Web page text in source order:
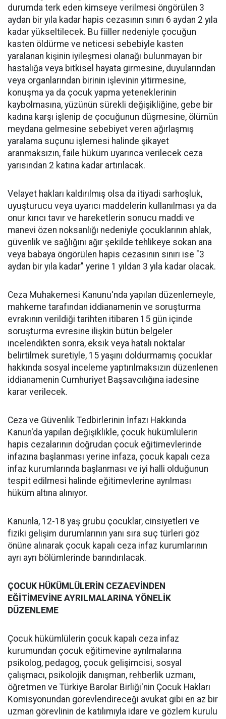
durumda terk eden kimseye verilmesi öngörülen 3
aydan bir yıla kadar hapis cezasının sınırı 6 aydan 2 yıla
kadar yükseltilecek. Bu fiiller nedeniyle çocuğun
kasten öldürme ve neticesi sebebiyle kasten
yaralanan kişinin iyileşmesi olanağı bulunmayan bir
hastalığa veya bitkisel hayata girmesine, duyularından
veya organlarından birinin işlevinin yitirmesine,
konuşma ya da çocuk yapma yeteneklerinin
kaybolmasına, yüzünün sürekli değişikliğine, gebe bir
kadına karşı işlenip de çocuğunun düşmesine, ölümün
meydana gelmesine sebebiyet veren ağırlaşmış
yaralama suçunu işlemesi halinde şikayet
aranmaksızın, faile hüküm uyarınca verilecek ceza
yarısından 2 katına kadar artırılacak.
Velayet hakları kaldırılmış olsa da itiyadi sarhoşluk,
uyuşturucu veya uyarıcı maddelerin kullanılması ya da
onur kırıcı tavır ve hareketlerin sonucu maddi ve
manevi özen noksanlığı nedeniyle çocuklarının ahlak,
güvenlik ve sağlığını ağır şekilde tehlikeye sokan ana
veya babaya öngörülen hapis cezasının sınırı ise "3
aydan bir yıla kadar" yerine 1 yıldan 3 yıla kadar olacak.
Ceza Muhakemesi Kanunu'nda yapılan düzenlemeyle,
mahkeme tarafından iddianamenin ve soruşturma
evrakının verildiği tarihten itibaren 15 gün içinde
soruşturma evresine ilişkin bütün belgeler
incelendikten sonra, eksik veya hatalı noktalar
belirtilmek suretiyle, 15 yaşını doldurmamış çocuklar
hakkında sosyal inceleme yaptırılmaksızın düzenlenen
iddianamenin Cumhuriyet Başsavcılığına iadesine
karar verilecek.
Ceza ve Güvenlik Tedbirlerinin İnfazı Hakkında
Kanun'da yapılan değişiklikle, çocuk hükümlülerin
hapis cezalarının doğrudan çocuk eğitimevlerinde
infazına başlanması yerine infaza, çocuk kapalı ceza
infaz kurumlarında başlanması ve iyi halli olduğunun
tespit edilmesi halinde eğitimevlerine ayrılması
hüküm altına alınıyor.
Kanunla, 12-18 yaş grubu çocuklar, cinsiyetleri ve
fiziki gelişim durumlarının yanı sıra suç türleri göz
önüne alınarak çocuk kapalı ceza infaz kurumlarının
ayrı ayrı bölümlerinde barındırılacak.
ÇOCUK HÜKÜMLÜLERİN CEZAEVİNDEN
EĞİTİMEVİNE AYRILMALARINA YÖNELİK
DÜZENLEME
Çocuk hükümlülerin çocuk kapalı ceza infaz
kurumundan çocuk eğitimevine ayrılmalarına
psikolog, pedagog, çocuk gelişimcisi, sosyal
çalışmacı, psikolojik danışman, rehberlik uzmanı,
öğretmen ve Türkiye Barolar Birliği'nin Çocuk Hakları
Komisyonundan görevlendireceği avukat gibi en az bir
uzman görevlinin de katılımıyla idare ve gözlem kurulu